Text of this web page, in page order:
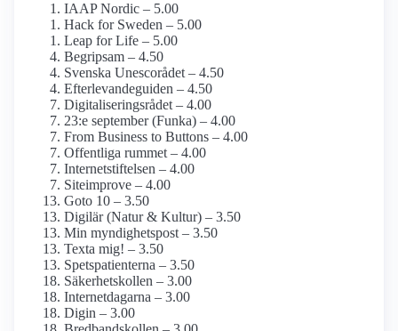
IAAP Nordic – 5.00
Hack for Sweden – 5.00
Leap for Life – 5.00
Begripsam – 4.50
Svenska Unescorådet – 4.50
Efterlevande­guiden – 4.50
Digitaliseringsrådet – 4.00
23:e september (Funka) – 4.00
From Business to Buttons – 4.00
Offentliga rummet – 4.00
Internet­stiftelsen – 4.00
Siteimprove – 4.00
Goto 10 – 3.50
Digilär (Natur & Kultur) – 3.50
Min myndighets­post – 3.50
Texta mig! – 3.50
Spetspatienterna – 3.50
Säkerhetskollen – 3.00
Internetdagarna – 3.00
Digin – 3.00